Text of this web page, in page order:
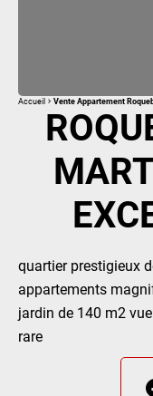
Accueil Vente Appartement
quartier prestigieux
appartements
jardin de 140 m2
rare